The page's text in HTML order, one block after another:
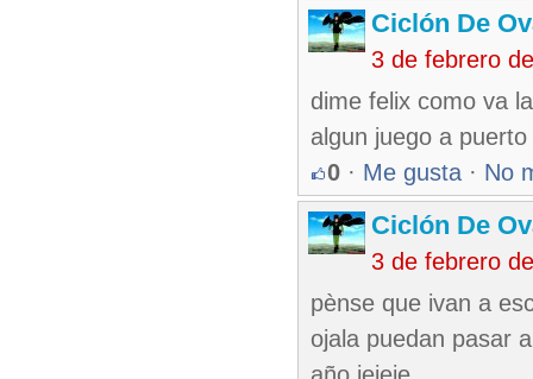
Ciclón De
3 de febrero
dime felix como va
algun juego a
0 · Me gusta · No
Ciclón De
3 de febrero
pènse que ivan a
ojala puedan pasar